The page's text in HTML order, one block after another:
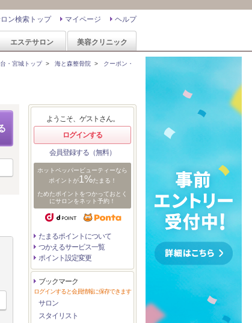
ヘルプ
マイページ
ン検索トップ
エステサロン 美容クリニック
・宮城トップ> 海と森整骨院 > クーポン・
ようこそ、ゲストさん。
ログインする
会員登録する（無料）
ホットペッパービューティーなら
ポイントが1%たまる！
ためたポイントをつかっておとく
にサロンをネット予約！
たまるポイントについて
つかえるサービス一覧
ポイント設定変更
ブックマーク
ログインすると会員情報に保存できます
サロン
スタイリスト